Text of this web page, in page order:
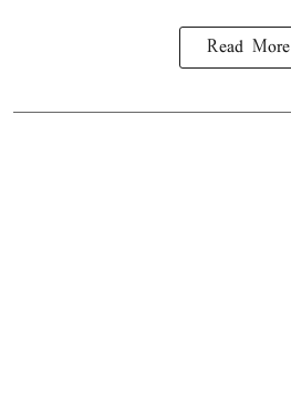
Read More